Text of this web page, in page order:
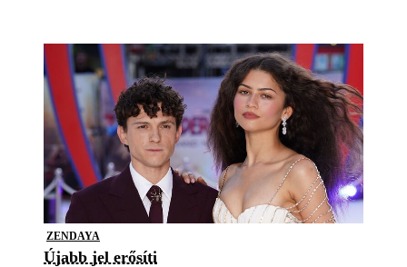
ZENDAYA
Újabb jel erősíti